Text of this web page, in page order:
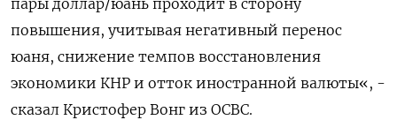
пары доллар/юань проходит в сторону
повышения, учитывая негативный перенос
юаня, снижение темпов восстановления
экономики КНР и отток иностранной валюты«, -
сказал Кристофер Вонг из OCBC.